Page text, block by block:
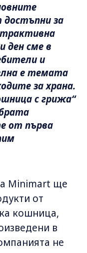
за
ден сме в
и
е темата
за храна.
с грижа“
от първа
Minimart ще
от
кошница,
в
не